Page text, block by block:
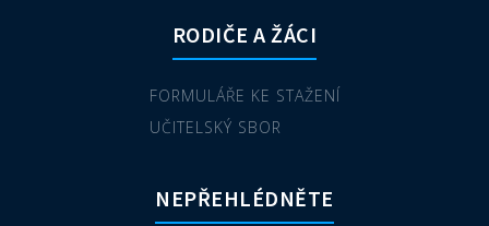
RODIČE A ŽÁCI
FORMULÁŘE KE STAŽENÍ
UČITELSKÝ SBOR
NEPŘEHLÉDNĚTE